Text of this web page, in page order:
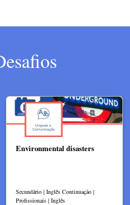
Environmental disasters
Secundário | Inglês Continuação |
Profissionais | Inglês